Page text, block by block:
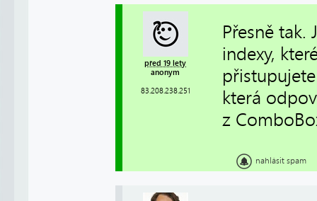
před 19 lety
anonym
83.208.238.251
Přesně tak.
indexy,
která
z
nahlásit spam